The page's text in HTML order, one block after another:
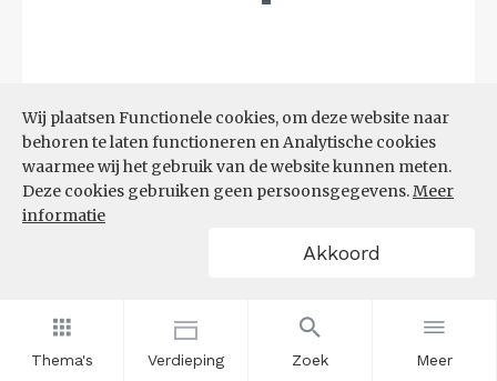
Thema's Verdieping Zoek Meer
Wij plaatsen Functionele cookies, om deze website naar
behoren te laten functioneren en Analytische cookies
waarmee wij het gebruik van de website kunnen meten.
Deze cookies gebruiken geen persoonsgegevens.Meer
informatie
Akkoord
Bron:
AANDEEL NEETS NAAR REGIO